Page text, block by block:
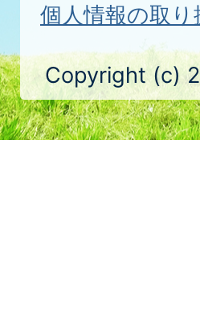
個人情報の取り
Copyright (c)